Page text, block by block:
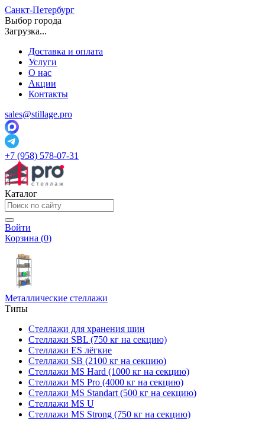
Санкт-Петербург
Выбор города
Загрузка...
Доставка и оплата
Услуги
О нас
Акции
Контакты
sales@stillage.pro
+7 (958) 578-07-31
Каталог
Войти
Корзина (0)
Металлические стеллажи
Типы
Стеллажи для хранения шин
Стеллажи SBL (750 кг на секцию)
Стеллажи ES лёгкие
Стеллажи SB (2100 кг на секцию)
Стеллажи MS Hard (1000 кг на секцию)
Стеллажи MS Pro (4000 кг на секцию)
Стеллажи MS Standart (500 кг на секцию)
Стеллажи MS U
Стеллажи MS Strong (750 кг на секцию)